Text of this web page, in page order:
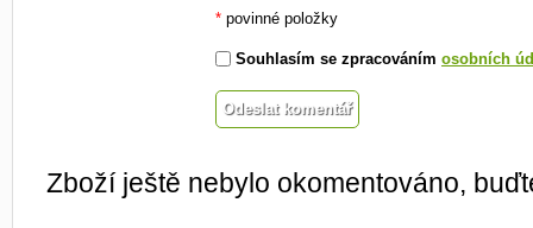
* povinné položky
Souhlasím se zpracováním osobních
Zboží ještě nebylo okomentováno,